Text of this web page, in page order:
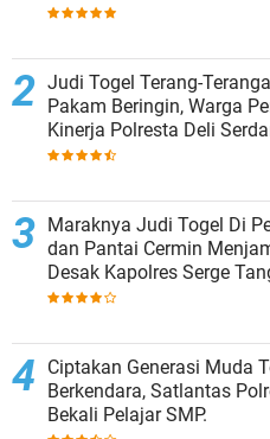
Judi Togel Terang-
Pakam Beringin, Warga
Kinerja Polresta Deli
Maraknya Judi Togel Di
dan Pantai Cermin
Desak Kapolres Serge
Togel
Ciptakan Generasi Muda
Berkendara, Satlantas
Bekali Pelajar SMP.